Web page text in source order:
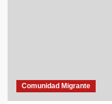
Comunidad Migrante